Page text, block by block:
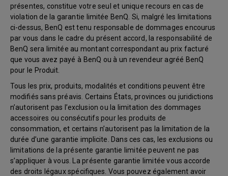
présentes, constitue votre seul et unique recours en cas de
violation de la garantie limitée BenQ. Si, malgré les limitations
ci-dessus, BenQ est tenu responsable de dommages encourus
par vous dans le cadre du présent accord, la responsabilité de
BenQ sera limitée au montant correspondant au prix facturé
que vous avez payé à BenQ ou à un revendeur agréé BenQ
pour le Produit.
Tous les prix, produits, modalités et conditions peuvent être
modifiés sans préavis. Certains États, provinces ou juridictions
n’autorisent pas l’exclusion ou la limitation des dommages
accessoires ou consécutifs pour les produits de
consommation, et certains n’autorisent pas la limitation de la
durée d’une garantie implicite. Dans ces cas, les exclusions ou
limitations de la présente garantie limitée peuvent ne pas
s’appliquer à vous. La présente garantie limitée vous accorde
des droits légaux spécifiques. Vous pouvez également avoir